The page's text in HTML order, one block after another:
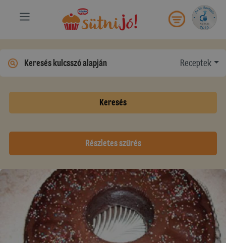
Receptek
Keresés
Részletes szűrés